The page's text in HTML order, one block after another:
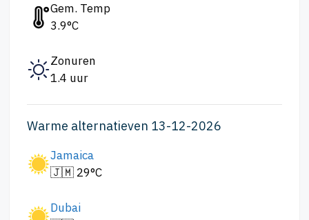
Gem. Temp
3.9°C
Zonuren
1.4 uur
Warme alternatieven 13-12-2026
Jamaica
🇯🇲 29°C
Dubai